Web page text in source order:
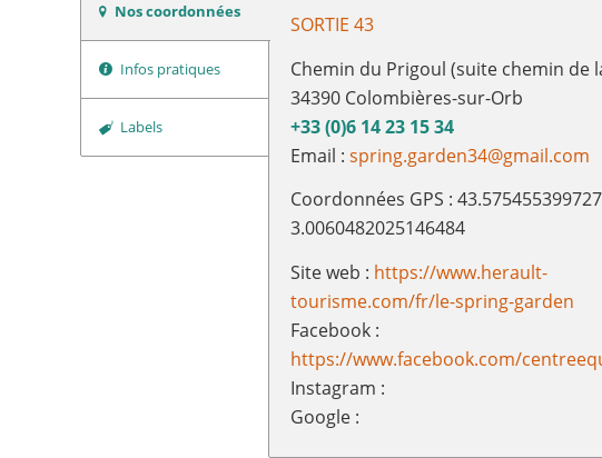
Nos coordonnées
Infos pratiques
Labels
SORTIE 43
Chemin du Prigoul (suite chemin de
34390 Colombières-sur-Orb
+33 (0)6 14 23 15 34
Email : spring.garden34@gmail.com
Coordonnées GPS :
3.0060482025146484
Site web : https://www.herault-
tourisme.com/fr/le-spring-garden
Facebook :
https://www.facebook.com/
Instagram :
Google :